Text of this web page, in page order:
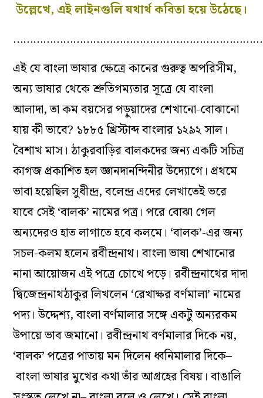
উল্লেখে, এই লাইনগুলি যথার্থ কবিতা হয়ে উঠেছে।
এই যে বাংলা ভাষার ক্ষেত্রে কানের গুরুত্ব অপরিসীম,
অন্য ভাষার থেকেশ্রুতিগম্যতারসূত্রেযেবাংলা
আলাদা, তা কম বয়সের পড়ুয়াদের শেখানো-বোঝানো
যায় কী ভাবে? ১৮৮৫খ্রিস্টাব্দবাংলার ১২৯২সাল।
বৈশাখ মাস। ঠাকুরবাড়ির বালকদের জন্য একটি সচিত্র
কাগজ প্রকাশিত হলজ্ঞানদানন্দিনীরউদ্যোগে। প্রথমে
ভাবা হয়েছিলসুধীন্দ্র,বলেন্দ্রএদের লেখাতেই ভরে
যাবে সেই ‘বালক’ নামের পত্র। পরে বোঝা গেল
অন্যদেরও হাত লাগাতেহবেকলমে। ‘বালক’-এর জন্য
সচল-কলম হলেন রবীন্দ্রনাথ। বাংলা ভাষাশেখানোর
নানা আয়োজন এই পত্রে চোখে পড়ে।রবীন্দ্রনাথের দাদা
দ্বিজেন্দ্রনাথঠাকুর লিখলেন ‘রেখাক্ষরবর্ণমালা’ নামের
পদ্য। উদ্দেশ্য, বাংলা বর্ণমালার সঙ্গে একটু অন্যরকম
উপায়ে ভাব জমানো।রবীন্দ্রনাথ বর্ণমালার দিকে নয়,
‘বালক’ পত্রেরপাতায় মন দিলেনধ্বনিমালারদিকে–
বাংলা ভাষার মুখের কথা তাঁর আগ্রহের বিষয়।বাঙালি